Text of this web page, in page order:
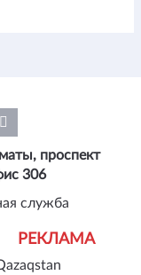
РЕКЛАМА
проспект
306
служба